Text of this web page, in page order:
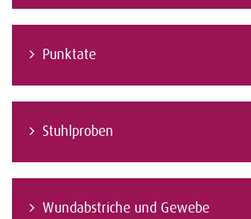
Punktate
Stuhlproben
Wundabstriche und Gewebe